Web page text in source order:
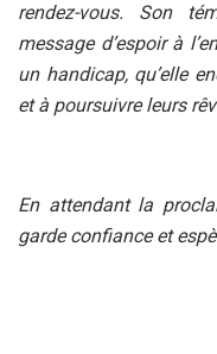
rendez-vous. Son
message d’espoir à
un handicap, qu’elle
et à poursuivre leurs
En attendant la
garde confiance et